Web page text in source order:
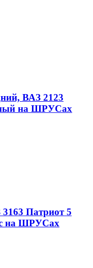
ВАЗ 2123
на ШРУСах
Патриот 5
на ШРУСах